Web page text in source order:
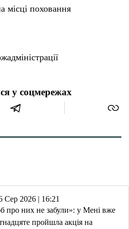
місці поховання
у соцмережах
Сер 2026 | 16:21
про них не забули»: у Мені вже
пройшла акція на